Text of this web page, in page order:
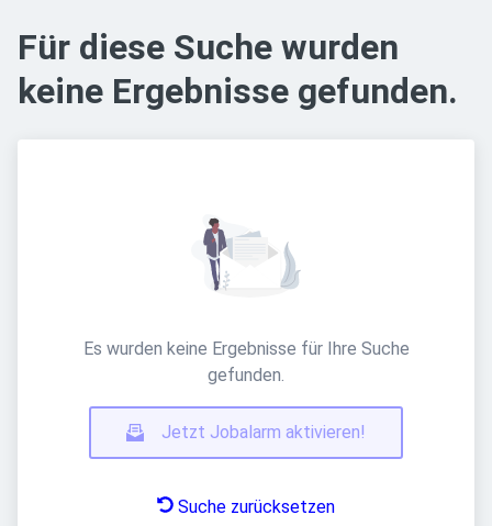
Für diese Suche wurden
keine Ergebnisse gefunden.
Es wurden keine Ergebnisse für Ihre Suche
gefunden.
Jetzt Jobalarm aktivieren!
Suche zurücksetzen